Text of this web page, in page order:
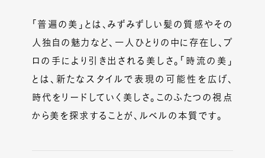
「普遍の美」とは、みずみずしい髪の質感やその
人独自の魅力など、一人ひとりの中に存在し、プ
ロの手により引き出される美しさ。「時流の美」
とは、新たなスタイルで表現の可能性を広げ、
時代をリードしていく美しさ。このふたつの視点
から美を探求することが、ルベルの本質です。